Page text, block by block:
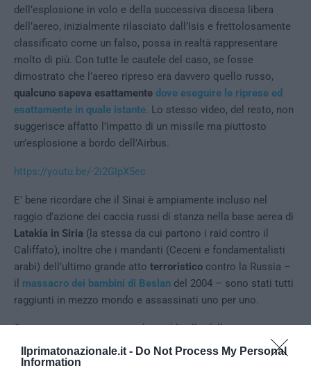
Ilprimatonazionale.it - Do Not Process My Personal
Information
dell’esplosione in volo e della successiva discesa libera
dell’aereo, inizialmente rilasciato dall’Isis e frettolosamente
classificato come un falso, possa in realtà rappresentare
molto di più. Con tutte le cautele del caso, se fosse
dimostrato che l’aereo ripreso era davvero quello russo,
qualcuno sapeva esattamente dove eseguire le riprese ed
esattamente in quale istante . Lo stesso video, del resto, non
suggerisce affatto l’impatto di un missile ma piuttosto
un’esplosione a bordo dell’Airbus.
https://youtu.be/-2i2GIpX5ec
E’ bene ricordare che il Sinai è ampiamente incluso nel
raggio d’azione dei caccia russi di stanza nella base aerea di
Latakia in Siria (la stessa da cui partono i raid contro il
Califfato), inoltre che i mandanti (Ceceni e fondamentalisti
arabi) dell’ultimo grande atto terroristico contro la Russia –
il massacro dei bambini di Beslan del 2004 – sono stati tutti
raggiunti in mezzo mondo e assassinati uno per uno.
Se serviva un pretesto per alzare il livello dello scontro e
allargarlo rispetto ai confini siriani, a quanto pare questo è
stato servito su un piatto d’argento. Al costo di